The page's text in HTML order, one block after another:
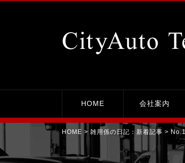
HOME 会社案内
HOME > 雑用係の日記： 新着記事 >